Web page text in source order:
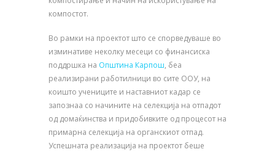
компостот.
Во рамки на проектот што се спорведуваше во
изминативе неколку месеци со финансиска
поддршка на Општина Карпош, беа
реализирани работилници во сите ООУ, на
коишто учениците и наставниот кадар се
запознаа со начините на селекција на отпадот
од домаќинства и придобивките од процесот на
примарна селекција на органскиот отпад.
Успешната реализација на проектот беше